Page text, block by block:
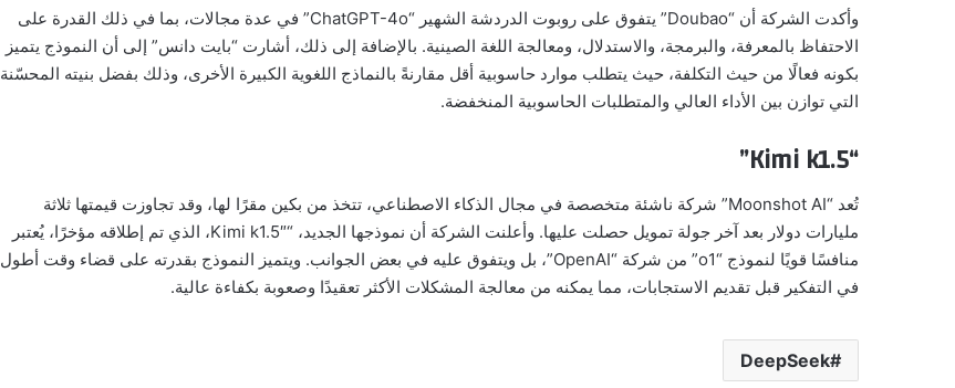
وأكدت الشركة أن “Doubao” يتفوق على روبوت الدردشة الشهير “ChatGPT-4o” في عدة مجالات، بما في ذلك القدرة على
الاحتفاظ بالمعرفة، والبرمجة، والاستدلال، ومعالجة اللغة الصينية. بالإضافة إلى ذلك، أشارت “بايت دانس” إلى أن النموذج يتميز
بكونه فعالًا من حيث التكلفة، حيث يتطلب موارد حاسوبية أقل مقارنةً بالنماذج اللغوية الكبيرة الأخرى، وذلك بفضل بنيته المحسّنة
التي توازن بين الأداء العالي والمتطلبات الحاسوبية المنخفضة.
“Kimi k1.5”
تُعد “Moonshot AI” شركة ناشئة متخصصة في مجال الذكاء الاصطناعي، تتخذ من بكين مقرًا لها، وقد تجاوزت قيمتها ثلاثة
مليارات دولار بعد آخر جولة تمويل حصلت عليها. وأعلنت الشركة أن نموذجها الجديد، “Kimi k1.5″، الذي تم إطلاقه مؤخرًا، يُعتبر
منافسًا قويًا لنموذج “o1” من شركة “OpenAI”، بل ويتفوق عليه في بعض الجوانب. ويتميز النموذج بقدرته على قضاء وقت أطول
في التفكير قبل تقديم الاستجابات، مما يمكنه من معالجة المشكلات الأكثر تعقيدًا وصعوبة بكفاءة عالية.
DeepSeek